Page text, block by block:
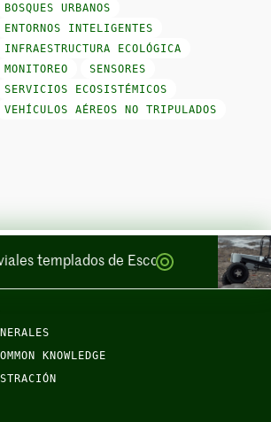
BOSQUES URBANOS
ENTORNOS INTELIGENTES
INFRAESTRUCTURA ECOLÓGICA
MONITOREO
SENSORES
SERVICIOS ECOSISTÉMICOS
VEHÍCULOS AÉREOS NO TRIPULADOS
templados de Escocia por mar y por
KNOWLEDGE